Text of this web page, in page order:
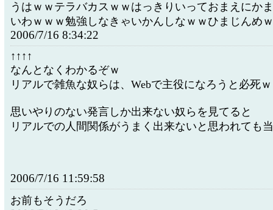
うはｗｗテラバカスｗｗはっきりいっておまえにか
いわｗｗｗ勉強しなきゃいかんしなｗｗひまじんめ
2006/7/16 8:34:22
↑↑↑↑
なんとなくわかるぞｗ
リアルで雑魚な奴らは、Webで主役になろうと必死ｗ
思いやりのない発言しか出来ない奴らを見てると
リアルでの人間関係がうまく出来ないと思われても
2006/7/16 11:59:58
お前もそうだろ